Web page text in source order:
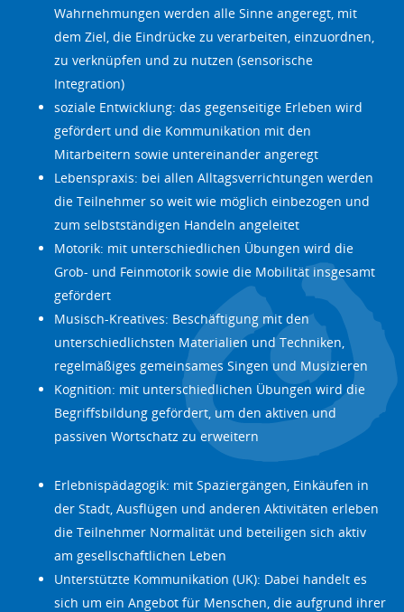
Wahrnehmungen werden alle Sinne angeregt, mit
dem Ziel, die Eindrücke zu verarbeiten, einzuordnen,
zu verknüpfen und zu nutzen (sensorische
Integration)
soziale Entwicklung: das gegenseitige Erleben wird
gefördert und die Kommunikation mit den
Mitarbeitern sowie untereinander angeregt
Lebenspraxis: bei allen Alltagsverrichtungen werden
die Teilnehmer so weit wie möglich einbezogen und
zum selbstständigen Handeln angeleitet
Motorik: mit unterschiedlichen Übungen wird die
Grob- und Feinmotorik sowie die Mobilität insgesamt
gefördert
Musisch-Kreatives: Beschäftigung mit den
unterschiedlichsten Materialien und Techniken,
regelmäßiges gemeinsames Singen und Musizieren
Kognition: mit unterschiedlichen Übungen wird die
Begriffsbildung gefördert, um den aktiven und
passiven Wortschatz zu erweitern
Erlebnispädagogik: mit Spaziergängen, Einkäufen in
der Stadt, Ausflügen und anderen Aktivitäten erleben
die Teilnehmer Normalität und beteiligen sich aktiv
am gesellschaftlichen Leben
Unterstützte Kommunikation (UK): Dabei handelt es
sich um ein Angebot für Menschen, die aufgrund ihrer